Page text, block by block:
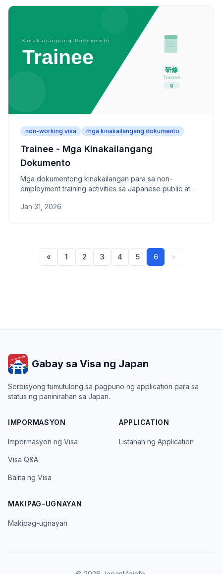
non-working visa mga kinakailangang dokumento
Trainee - Mga Kinakailangang
Dokumento
Mga dokumentong kinakailangan para sa non-
employment training activities sa Japanese public at
Jan 31, 2026
« 1 2 3 4 5 6 »
Gabay sa Visa ng Japan
Serbisyong tumutulong sa pagpuno ng application para sa
status ng paninirahan sa Japan.
IMPORMASYON
Impormasyon ng Visa
Visa Q&A
Balita ng Visa
APPLICATION
Listahan ng Application
MAKIPAG-UGNAYAN
Makipag-ugnayan